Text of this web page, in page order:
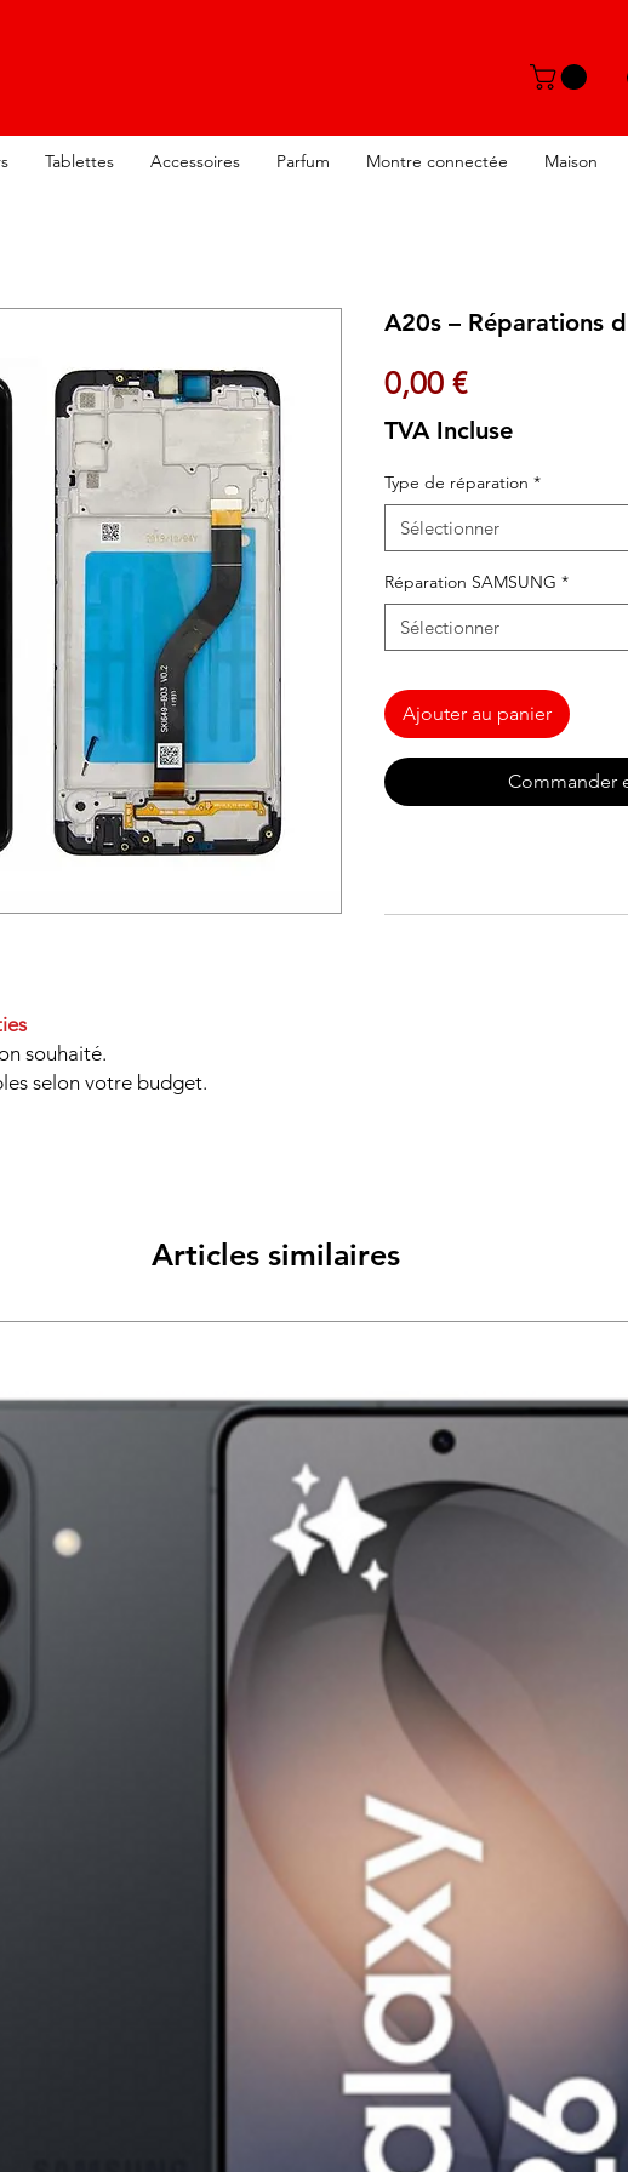
Tablettes Accessoires Parfum Montre connectée Maison
souhaité.
selon votre budget.
A20s – Réparations
0,00 €Prix
TVA Incluse
Type de réparation *
Sélectionner
Réparation SAMSUNG *
Sélectionner
Ajouter au panier
Commander
Articles similaires